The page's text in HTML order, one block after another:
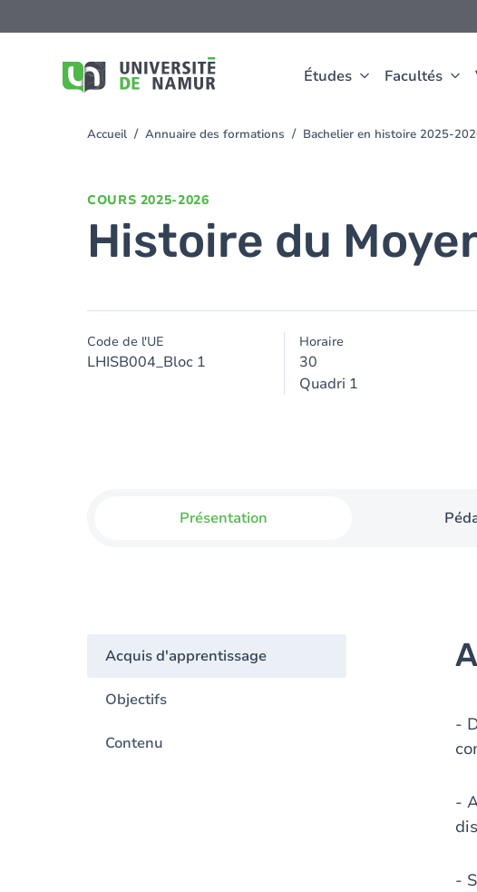
Études Facultés
au
You
Accueil Annuaire des formations Bachelier en histoire 2025-
COURS 2025-2026
Histoire du
Code de l'UE
LHISB004_Bloc 1
Horaire
30
Quadri 1
Présentation
Acquis d'apprentissage
Objectifs
Contenu
-
-
-